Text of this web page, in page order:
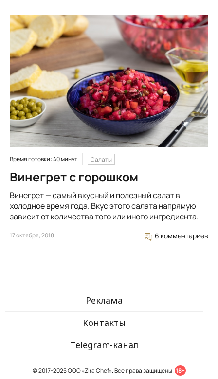
Время готовки: 40 минут Салаты
Винегрет с горошком
Винегрет — самый вкусный и полезный салат в
холодное время года. Вкус этого салата напрямую
зависит от количества того или иного ингредиента.
17 октября, 2018 6 комментариев
Реклама
Контакты
Telegram-канал
© 2017-2025 ООО «Zira Chef». Все права защищены. 18+